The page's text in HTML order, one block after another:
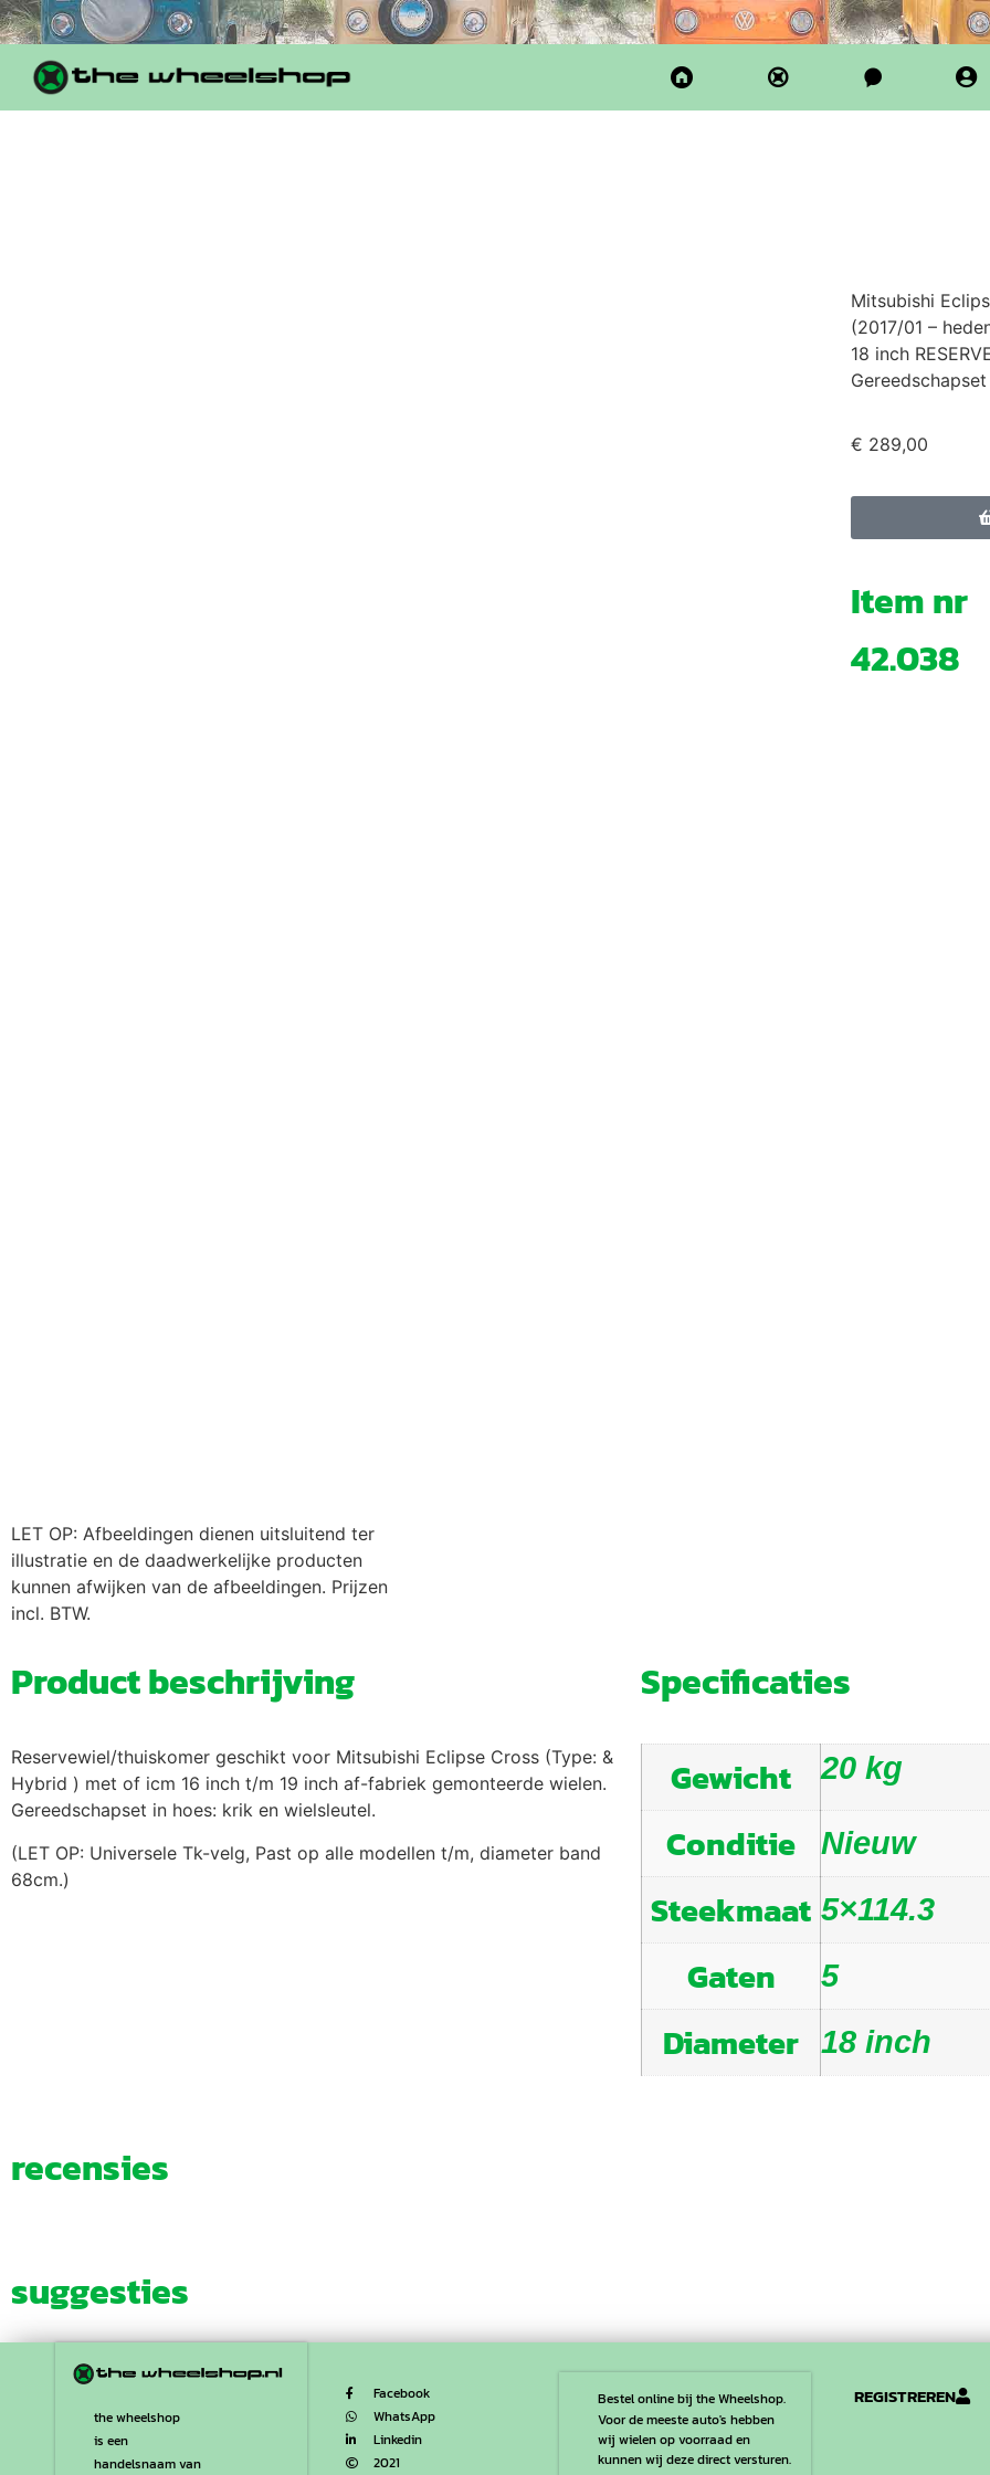
LET OP: Afbeeldingen dienen uitsluitend ter
illustratie en de daadwerkelijke producten
kunnen afwijken van de afbeeldingen. Prijzen
incl. BTW.
Mitsubishi
(2017/01 –
18 inch
€ 289,00
Item nr
42.038
Product beschrijving Specificaties
Reservewiel/thuiskomer geschikt voor Mitsubishi Eclipse Cross (Type: &
Hybrid ) met of icm 16 inch t/m 19 inch af-fabriek gemonteerde wielen.
Gereedschapset in hoes: krik en wielsleutel.
(LET OP: Universele Tk-velg, Past op alle modellen t/m, diameter band
68cm.)
Gewicht 20 kg
Conditie Nieuw
Steekmaat 5×114.3
Gaten 5
Diameter 18 inch
recensies
suggesties
the wheelshop
is een
handelsnaam van
Facebook
WhatsApp
Linkedin
2021
Bestel online bij the Wheelshop.
Voor de meeste auto's hebben
wij wielen op voorraad en
kunnen wij deze direct versturen.
REGISTREREN